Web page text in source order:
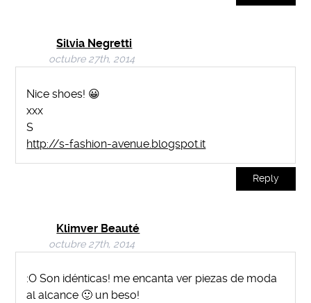
Silvia Negretti
octubre 27th, 2014
Nice shoes! 😀
xxx
S
http://s-fashion-avenue.blogspot.it
Reply
Klimver Beauté
octubre 27th, 2014
:O Son idénticas! me encanta ver piezas de moda
al alcance 🙂 un beso!